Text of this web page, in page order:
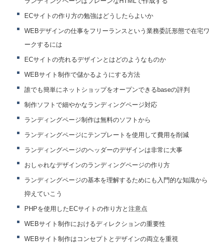
ECサイトの作り方の勉強はどうしたらよいか
WEBデザインの仕事をフリーランスという業務委託形態で在宅ワ
ークするには
ECサイトの売れるデザインとはどのようなものか
WEBサイト制作で儲かるようにする方法
誰でも簡単にネットショップをオープンできるbaseの評判
制作ソフトで細やかなランディングページ対応
ランディングページ制作は無料のソフトから
ランディングページにテンプレートを使用して費用を削減
ランディングページのヘッダーのデザインは非常に大事
おしゃれなデザインのランディングページの作り方
ランディングページの基本を理解するためにも入門的な知識から
抑えていこう
PHPを使用したECサイトの作り方と注意点
WEBサイト制作におけるディレクションの重要性
WEBサイト制作はコンセプトとデザインの両立を重視